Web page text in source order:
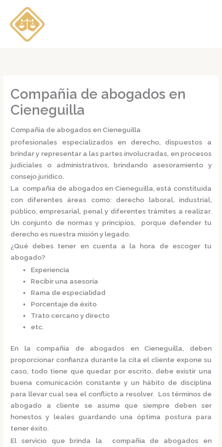
contenido
Compañia de abogados en
Cieneguilla
Compañia de abogados en Cieneguilla
profesionales especializados en derecho, dispuestos a
brindar y representar a las partes involucradas, en procesos
judiciales o administrativos, brindando asesoramiento y
consejo jurídico.
La compañia de abogados en Cieneguilla, está constituida
con diferentes áreas como: derecho laboral, industrial,
público, empresarial, penal y diferentes trámites a realizar.
Un conjunto de normas y principios, porque defender tu
derecho es nuestra misión y legado.
¿Qué debes tener en cuenta a la hora de escoger tu
abogado?
Experiencia
Recibir una asesoría
Rama de especialidad
Porcentaje de éxito
Trato cercano y directo
etc.
En la compañia de abogados en Cieneguilla, deben
proporcionar confianza durante la cita el cliente expone su
caso, todo tiene que quedar por escrito, debe existir una
buena comunicación constante y un hábito de disciplina
para llevar cual sea el conflicto a resolver. Los términos de
abogado a cliente se asume que siempre deben ser
honestos y leales guardando una óptima postura para
tener éxito.
El servicio que brinda la compañia de abogados en